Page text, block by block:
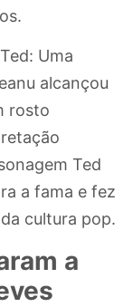
Uma
alcançou
rosto
Ted
a fama e fez
cultura pop.
a